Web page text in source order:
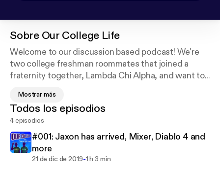
Sobre Our College Life
Welcome to our discussion based podcast! We're
two college freshman roommates that joined a
fraternity together, Lambda Chi Alpha, and want to
(hopefully) bi-weekly as we talk about our lives, our
studies, our fraternity, and whatever else we can
come up with!
Follow us on Twitter: @TheMrCam and
@Jaxon_Jung
Mostrar más
Todos los episodios
4 episodios
#001: Jaxon has arrived, Mixer, Diablo 4 and
more
21 de dic de 2019-1 h 3 min